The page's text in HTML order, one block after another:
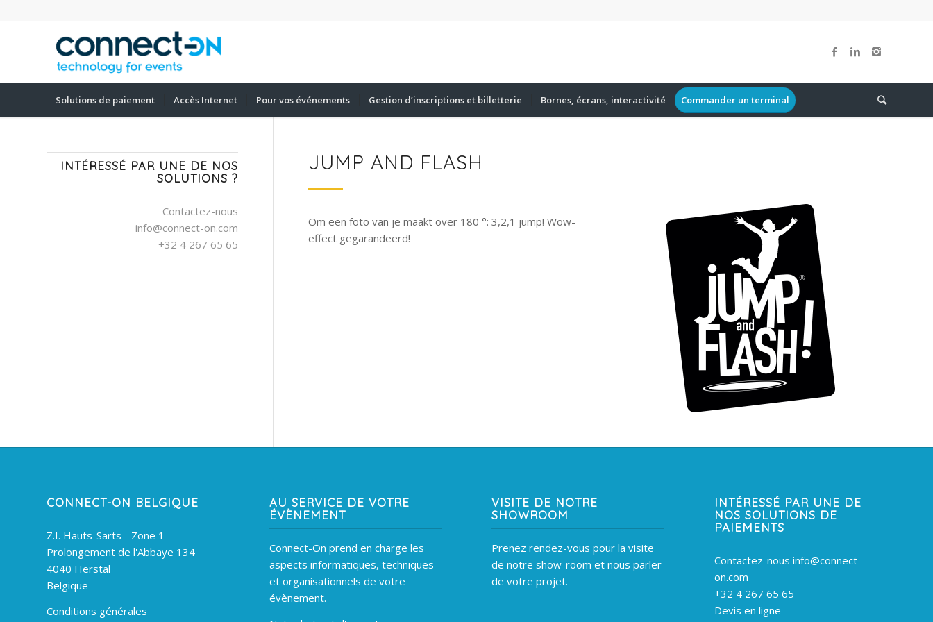
Solutions de paiement Accès Internet Pour vos événements Gestion d’inscriptions et billetterie Bornes, écrans, interactivité Commander un terminal
JUMP AND FLASH
Om een foto van je maakt over 180 °: 3,2,1 jump! Wow-
effect gegarandeerd!
INTÉRESSÉ PAR UNE DE NOS
SOLUTIONS ?
Contactez-nous
info@connect-on.com
+32 4 267 65 65
CONNECT-ON BELGIQUE
Z.I. Hauts-Sarts - Zone 1
Prolongement de l'Abbaye 134
4040 Herstal
Belgique
Conditions générales
AU SERVICE DE VOTRE
ÉVÈNEMENT
Connect-On prend en charge les
aspects informatiques, techniques
et organisationnels de votre
évènement.
VISITE DE NOTRE
SHOWROOM
Prenez rendez-vous pour la visite
de notre show-room et nous parler
de votre projet.
INTÉRESSÉ PAR UNE DE
NOS SOLUTIONS DE
PAIEMENTS
Contactez-nous info@connect-
on.com
+32 4 267 65 65
Devis en ligne